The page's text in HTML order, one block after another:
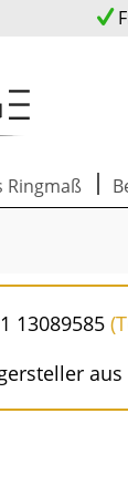
Ringmaß
13089585